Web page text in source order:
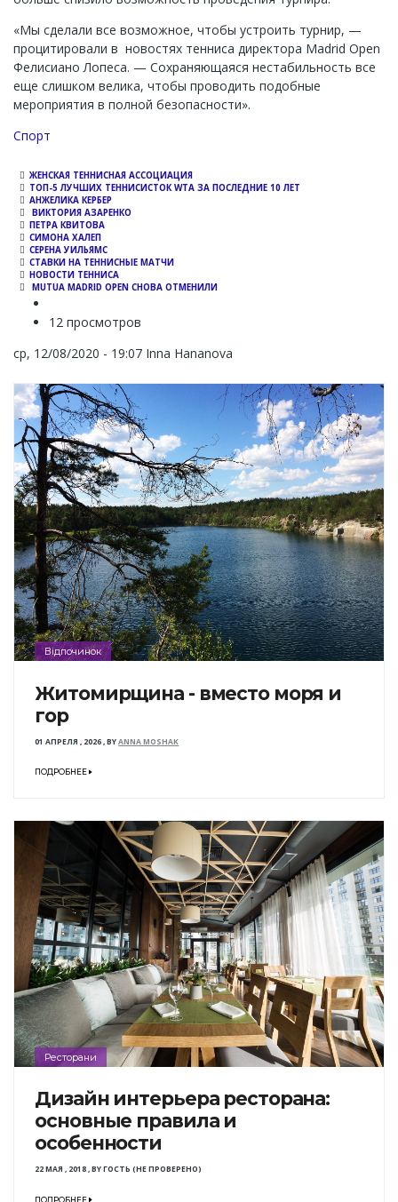
«Мы сделали все возможное, чтобы устроить турнир, —
процитировали в новостях тенниса директора Madrid Open
Фелисиано Лопеса. — Сохраняющаяся нестабильность все
еще слишком велика, чтобы проводить подобные
мероприятия в полной безопасности».
Channel
Спорт
ЖЕНСКАЯ ТЕННИСНАЯ АССОЦИАЦИЯ
ТОП-5 ЛУЧШИХ ТЕННИСИСТОК WTA ЗА ПОСЛЕДНИЕ 10 ЛЕТ
АНЖЕЛИКА КЕРБЕР
ВИКТОРИЯ АЗАРЕНКО
ПЕТРА КВИТОВА
СИМОНА ХАЛЕП
СЕРЕНА УИЛЬЯМС
СТАВКИ НА ТЕННИСНЫЕ МАТЧИ
НОВОСТИ ТЕННИСА
MUTUA MADRID OPEN СНОВА ОТМЕНИЛИ
12 просмотров
ср, 12/08/2020 - 19:07 Inna Hananova
Відпочинок
Житомирщина - вместо моря и
гор
01 АПРЕЛЯ , 2026,BYANNA MOSHAK
ПОДРОБНЕЕ
Ресторани
Дизайн интерьера ресторана:
основные правила и
особенности
22 МАЯ , 2018,BYГОСТЬ (НЕ ПРОВЕРЕНО)
ПОДРОБНЕЕ